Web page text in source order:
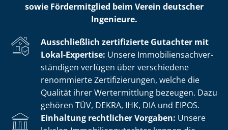
sowie Fördermitglied beim Verein deutscher
Ingenieure.
Ausschließlich zertifizierte Gutachter mit
Lokal-Expertise: Unsere Im­mo­bi­li­en­sach­ver­
stän­di­gen verfügen über verschiedene
renommierte Zer­ti­fi­zie­run­gen, welche die
Qualität ihrer Wertermittlung bezeugen. Dazu
gehören TÜV, DEKRA, IHK, DIA und EIPOS.
Einhaltung rechtlicher Vorgaben: Unsere